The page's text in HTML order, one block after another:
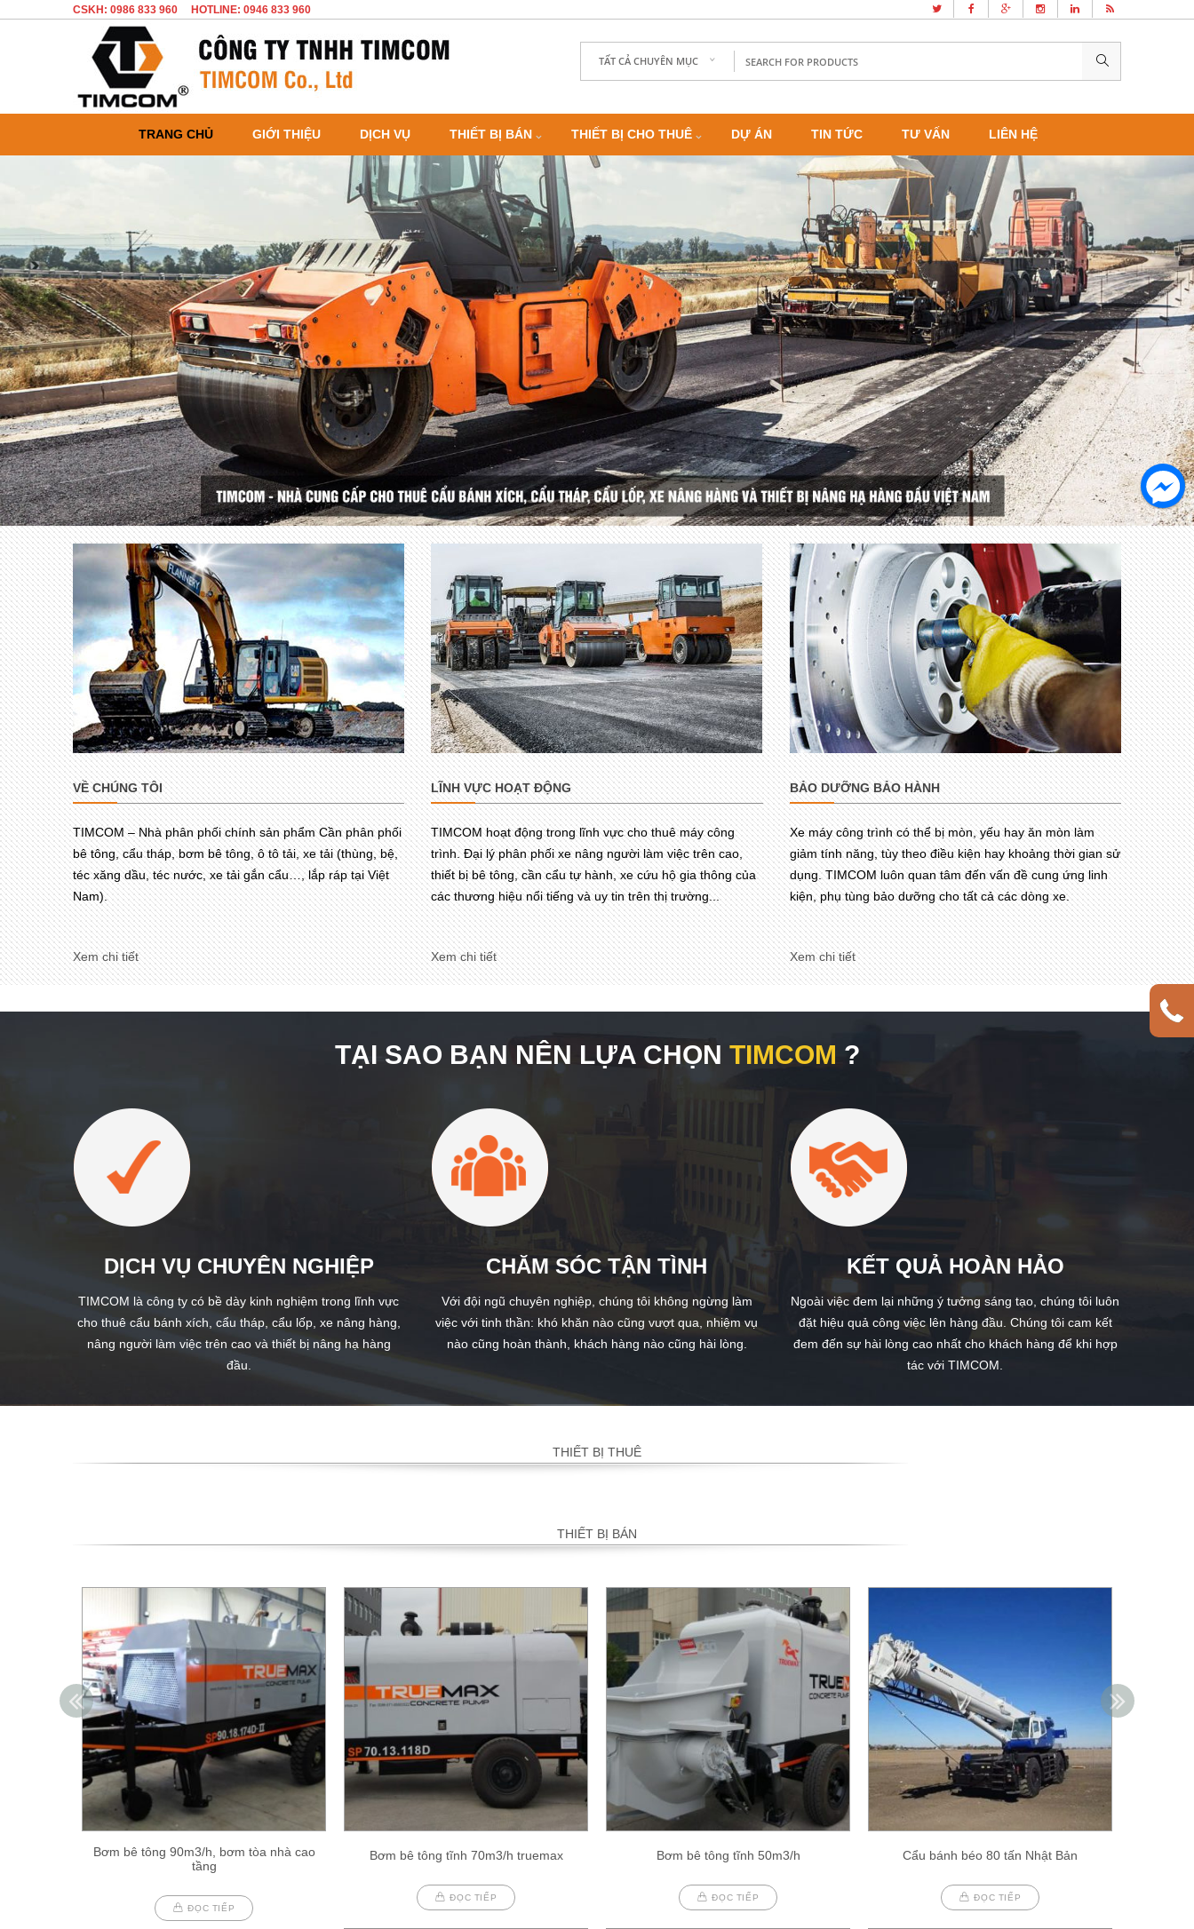
CSKH: 0986 833 960 HOTLINE: 0946 833 960
TẤT CẢ CHUYÊN MỤC
TRANG CHỦ GIỚI THIỆU DỊCH VỤ THIẾT BỊ BÁN THIẾT BỊ CHO THUÊ DỰ ÁN TIN TỨC TƯ VẤN LIÊN HỆ
VỀ CHÚNG TÔI
TIMCOM – Nhà phân phối chính sản phẩm Cần phân phối
bê tông, cẩu tháp, bơm bê tông, ô tô tải, xe tải (thùng, bệ,
téc xăng dầu, téc nước, xe tải gắn cẩu…, lắp ráp tại Việt
Nam).
Xem chi tiết
LĨNH VỰC HOẠT ĐỘNG
TIMCOM hoạt động trong lĩnh vực cho thuê máy công
trình. Đại lý phân phối xe nâng người làm việc trên cao,
thiết bị bê tông, cần cẩu tự hành, xe cứu hộ gia thông của
các thương hiệu nổi tiếng và uy tin trên thị trường...
Xem chi tiết
BẢO DƯỠNG BẢO HÀNH
Xe máy công trình có thể bị mòn, yếu hay ăn mòn làm
giảm tính năng, tùy theo điều kiện hay khoảng thời gian sử
dụng. TIMCOM luôn quan tâm đến vấn đề cung ứng linh
kiện, phụ tùng bảo dưỡng cho tất cả các dòng xe.
Xem chi tiết
TẠI SAO BẠN NÊN LỰA CHỌN TIMCOM ?
DỊCH VỤ CHUYÊN NGHIỆP
TIMCOM là công ty có bề dày kinh nghiệm trong lĩnh vực
cho thuê cẩu bánh xích, cẩu tháp, cẩu lốp, xe nâng hàng,
nâng người làm việc trên cao và thiết bị nâng hạ hàng
đầu.
CHĂM SÓC TẬN TÌNH
Với đội ngũ chuyên nghiệp, chúng tôi không ngừng làm
việc với tinh thần: khó khăn nào cũng vượt qua, nhiệm vụ
nào cũng hoàn thành, khách hàng nào cũng hài lòng.
KẾT QUẢ HOÀN HẢO
Ngoài việc đem lại những ý tưởng sáng tạo, chúng tôi luôn
đặt hiệu quả công việc lên hàng đầu. Chúng tôi cam kết
đem đến sự hài lòng cao nhất cho khách hàng để khi hợp
tác với TIMCOM.
THIẾT BỊ THUÊ
THIẾT BỊ BÁN
Bơm bê tông 90m3/h, bơm tòa nhà cao
tầng
ĐỌC TIẾP
Bơm bê tông tĩnh 70m3/h truemax
ĐỌC TIẾP
Bơm bê tông tĩnh 50m3/h
ĐỌC TIẾP
Cẩu bánh béo 80 tấn Nhật Bản
ĐỌC TIẾP